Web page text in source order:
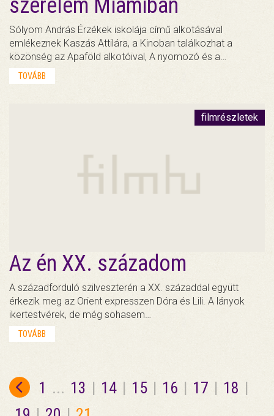
szerelem Miamiban
Sólyom András Érzékek iskolája című alkotásával
emlékeznek Kaszás Attilára, a Kinoban találkozhat a
közönség az Apaföld alkotóival, A nyomozó és a…
TOVÁBB
filmrészletek
Az én XX. századom
A századforduló szilveszterén a XX. századdal együtt
érkezik meg az Orient expresszen Dóra és Lili. A lányok
ikertestvérek, de még sohasem…
TOVÁBB
1 ... 13 | 14 | 15 | 16 | 17 | 18 |